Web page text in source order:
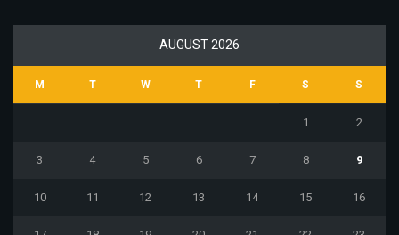
AUGUST 2026
M T W T F S S
1 2
3 4 5 6 7 8 9
10 11 12 13 14 15 16